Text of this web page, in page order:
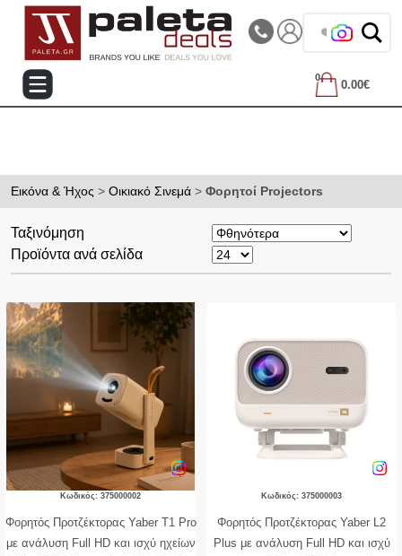
Τηλεφωνικές Παραγγελίες: 2105714144 |||
❤️ Βρε
0
0.00€
Εικόνα & Ήχος > Οικιακό Σινεμά > Φορητοί Projectors
Ταξινόμηση
Προϊόντα ανά σελίδα
Κωδικός: 375000002
Φορητός Προτζέκτορας Yaber T1 Pro
με ανάλυση Full HD και ισχύ ηχείων
Κωδικός: 375000003
Φορητός Προτζέκτορας Yaber L2
Plus με ανάλυση Full HD και ισχύ